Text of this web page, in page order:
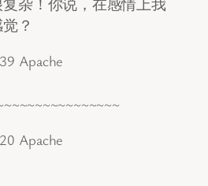
？
Apache
Apache